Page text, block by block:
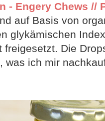
- Engery Chews //
auf Basis von
glykämischen
freigesetzt. Die
was ich mir